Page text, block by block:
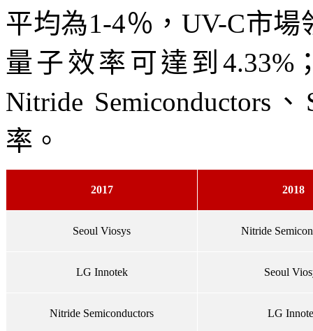
平均為1-4％，UV-C市
量子效率可達到4.33%
Nitride Semiconductors
率。
2017 2018
Seoul Viosys Nitride
LG Innotek Seoul
Nitride Semiconductors LG